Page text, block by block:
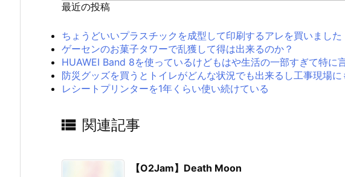
最近の投稿
ちょうどいいプラスチックを成型して印刷するアレを買いました
ゲーセンのお菓子タワーで乱獲して得は出来るのか？
HUAWEI Band 8を使っているけどもはや生活の一部すぎて特に
防災グッズを買うとトイレがどんな状況でも出来るし工事現場
レシートプリンターを1年くらい使い続けている
 関連記事
【O2Jam】Death Moon